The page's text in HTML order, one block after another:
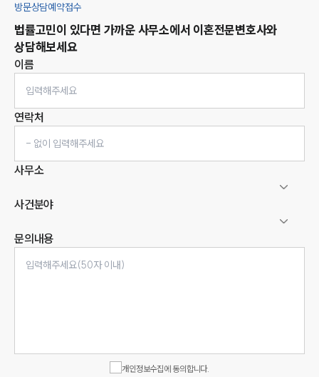
방문상담예약접수
법률고민이 있다면 가까운 사무소에서 이혼전문변호사와
상담해보세요
이름
연락처
사무소
사건분야
문의내용
개인정보수집에 동의합니다.